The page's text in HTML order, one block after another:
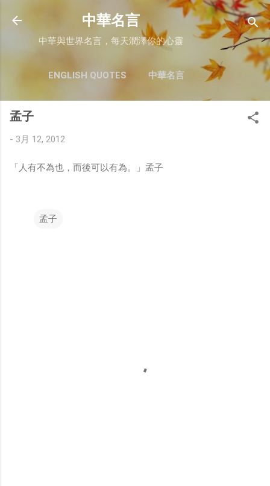
跳至主要內容
中華名言
中華與世界名言，每天潤澤你的心靈
ENGLISH QUOTES 中華名言
孟子
- 3月 12, 2012
「人有不為也，而後可以有為。」孟子
孟子